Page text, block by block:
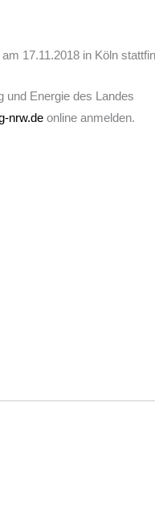
17.11.2018 in Köln
und Energie des Landes
nrw.de online anmelden.